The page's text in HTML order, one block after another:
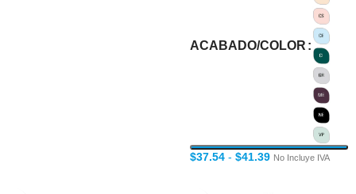
ACABADO/COLOR
$37.54 - $41.39 No Incluye IVA